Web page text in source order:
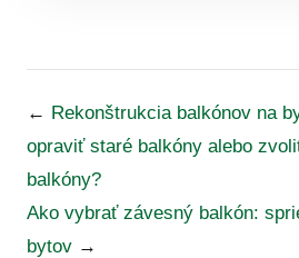
← Rekonštrukcia balkónov na
opraviť staré balkóny alebo
balkóny?
Ako vybrať závesný balkón:
bytov →